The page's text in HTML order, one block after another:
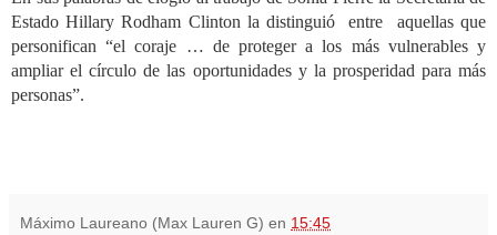
Estado Hillary Rodham Clinton la distinguió entre aquellas que
personifican “el coraje … de proteger a los más vulnerables y
ampliar el círculo de las oportunidades y la prosperidad para más
personas”.
Máximo Laureano (Max Lauren G) en 15:45